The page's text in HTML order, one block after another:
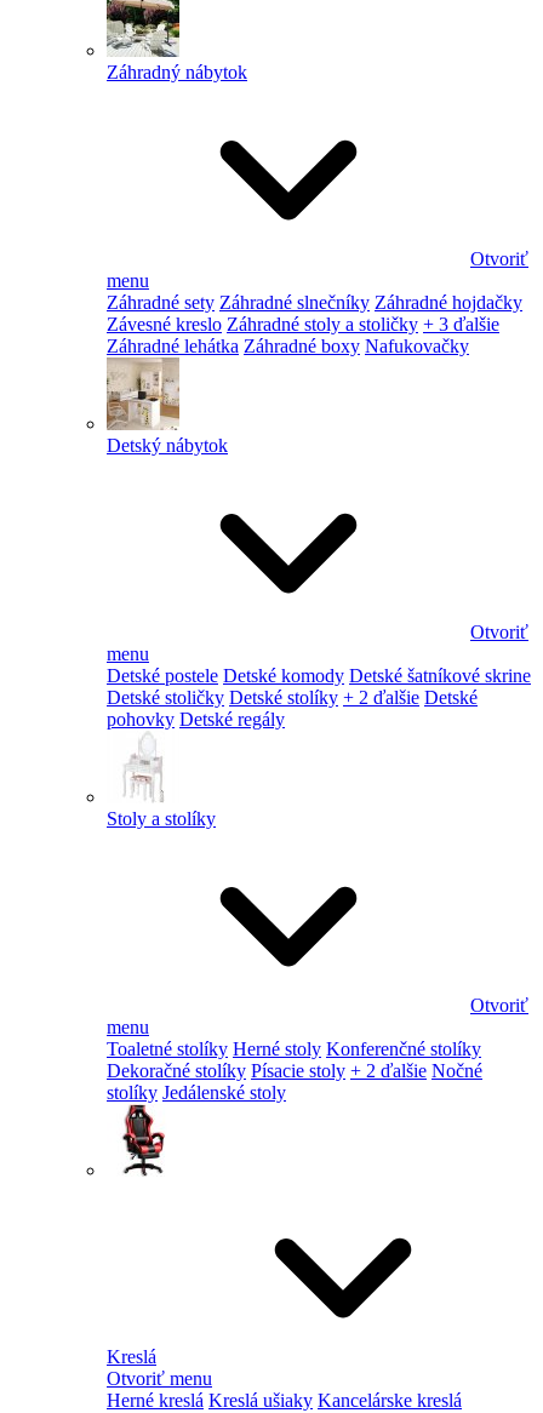
Záhradný nábytok
Otvoriť
menu
Záhradné sety Záhradné slnečníky Záhradné hojdačky
Závesné kreslo Záhradné stoly a stoličky + 3 ďalšie
Záhradné lehátka Záhradné boxy Nafukovačky
Detský nábytok
Otvoriť
menu
Detské postele Detské komody Detské šatníkové skrine
Detské stoličky Detské stolíky + 2 ďalšie Detské
pohovky Detské regály
Stoly a stolíky
Otvoriť
menu
Toaletné stolíky Herné stoly Konferenčné stolíky
Dekoračné stolíky Písacie stoly + 2 ďalšie Nočné
stolíky Jedálenské stoly
Kreslá
Otvoriť menu
Herné kreslá Kreslá ušiaky Kancelárske kreslá